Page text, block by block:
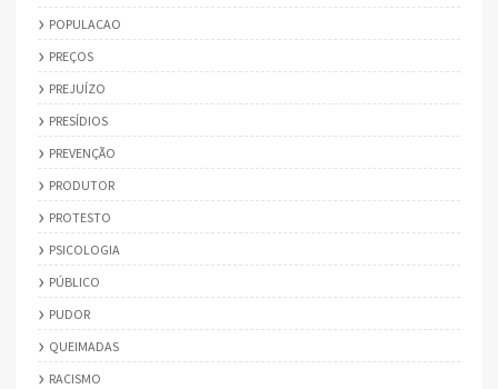
POPULACAO
PREÇOS
PREJUÍZO
PRESÍDIOS
PREVENÇÃO
PRODUTOR
PROTESTO
PSICOLOGIA
PÚBLICO
PUDOR
QUEIMADAS
RACISMO